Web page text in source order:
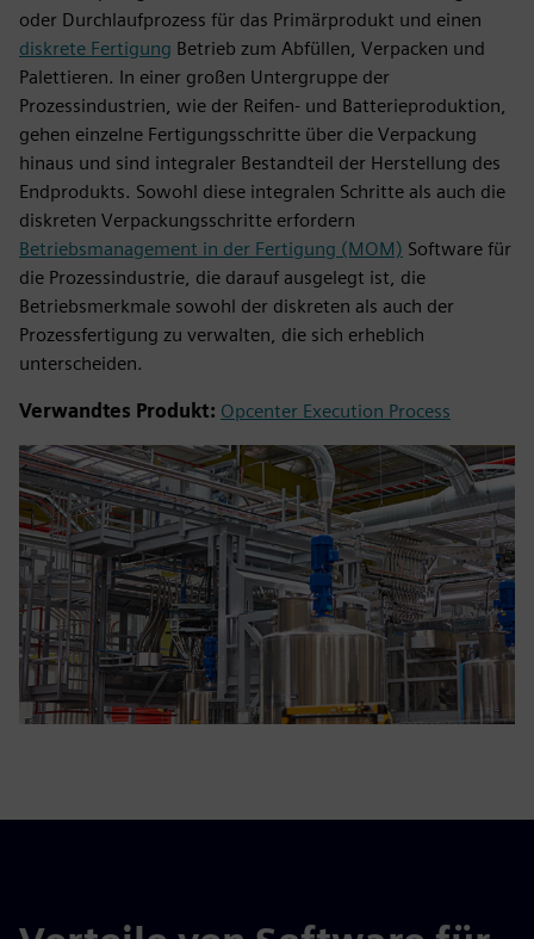
oder Durchlaufprozess für das Primärprodukt und einen
diskrete Fertigung Betrieb zum Abfüllen, Verpacken und
Palettieren. In einer großen Untergruppe der
Prozessindustrien, wie der Reifen- und Batterieproduktion,
gehen einzelne Fertigungsschritte über die Verpackung
hinaus und sind integraler Bestandteil der Herstellung des
Endprodukts. Sowohl diese integralen Schritte als auch die
diskreten Verpackungsschritte erfordern
Betriebsmanagement in der Fertigung (MOM) Software für
die Prozessindustrie, die darauf ausgelegt ist, die
Betriebsmerkmale sowohl der diskreten als auch der
Prozessfertigung zu verwalten, die sich erheblich
unterscheiden.
Verwandtes Produkt: Opcenter Execution Process